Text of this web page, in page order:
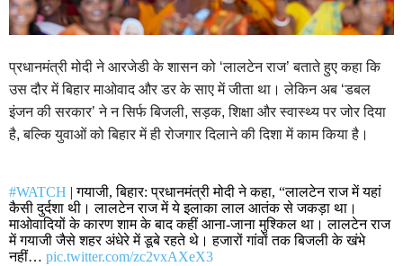
प्रधानमंत्री मोदी ने आरजेडी के शासन को ‘लालटेन राज’ बताते हुए कहा कि
उस दौर में बिहार माओवाद और डर के साए में जीता था। लेकिन अब ‘डबल
इंजन की सरकार’ ने न सिर्फ बिजली, सड़क, शिक्षा और स्वास्थ्य पर जोर दिया
है, बल्कि युवाओं को बिहार में ही रोजगार दिलाने की दिशा में काम किया है।
#WATCH | गयाजी, बिहार: प्रधानमंत्री मोदी ने कहा, “लालटेन राज में यहां
कैसी दुर्दशा थी। लालटेन राज में ये इलाका लाल आतंक से जकड़ा था।
माओवादियों के कारण शाम के बाद कहीं आना-जाना मुश्किल था। लालटेन राज
में गयाजी जैसे शहर अंधेरे में डूबे रहते थे। हजारों गांवों तक बिजली के खंभे
नहीं… pic.twitter.com/zc2vxAXeX3